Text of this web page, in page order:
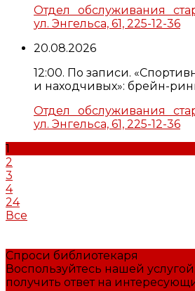
Отдел обслуживания
ул. Энгельса, 61, 225-12-36
20.08.2026
12:00. По записи.
и находчивых»: брейн-
Отдел обслуживания
ул. Энгельса, 61, 225-12-36
1
2
3
4
24
Все
Спроси библиотекаря
Воспользуйтесь нашей
получить ответ на